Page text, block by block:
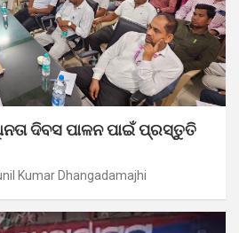
ଦିବସ ପାଳନ ପାଇଁ ପ୍ରସ୍ତୁତି
Kumar Dhangadamajhi